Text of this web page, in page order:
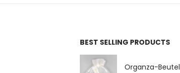
BEST SELLING PRODUCTS
Organza-Beutel